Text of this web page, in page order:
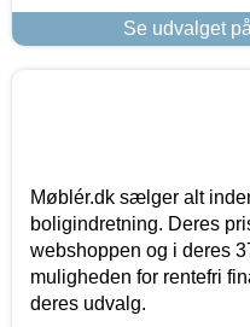
Se udvalget
Møblér.dk sælger alt
boligindretning. Deres
webshoppen og i deres
muligheden for rentefri
deres udvalg.